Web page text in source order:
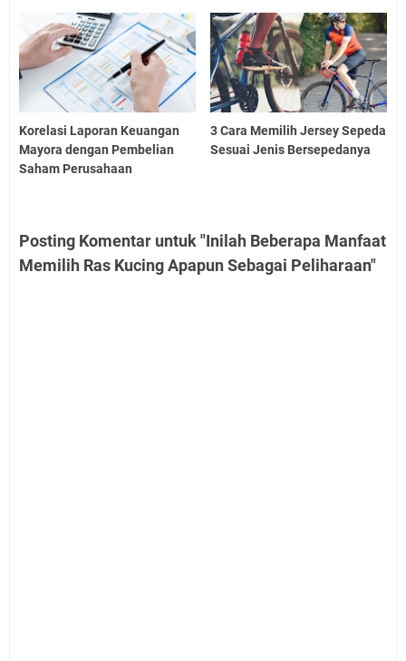
Korelasi Laporan Keuangan
Mayora dengan Pembelian
Saham Perusahaan
3 Cara Memilih Jersey Sepeda
Sesuai Jenis Bersepedanya
Posting Komentar untuk "Inilah Beberapa Manfaat
Memilih Ras Kucing Apapun Sebagai Peliharaan"